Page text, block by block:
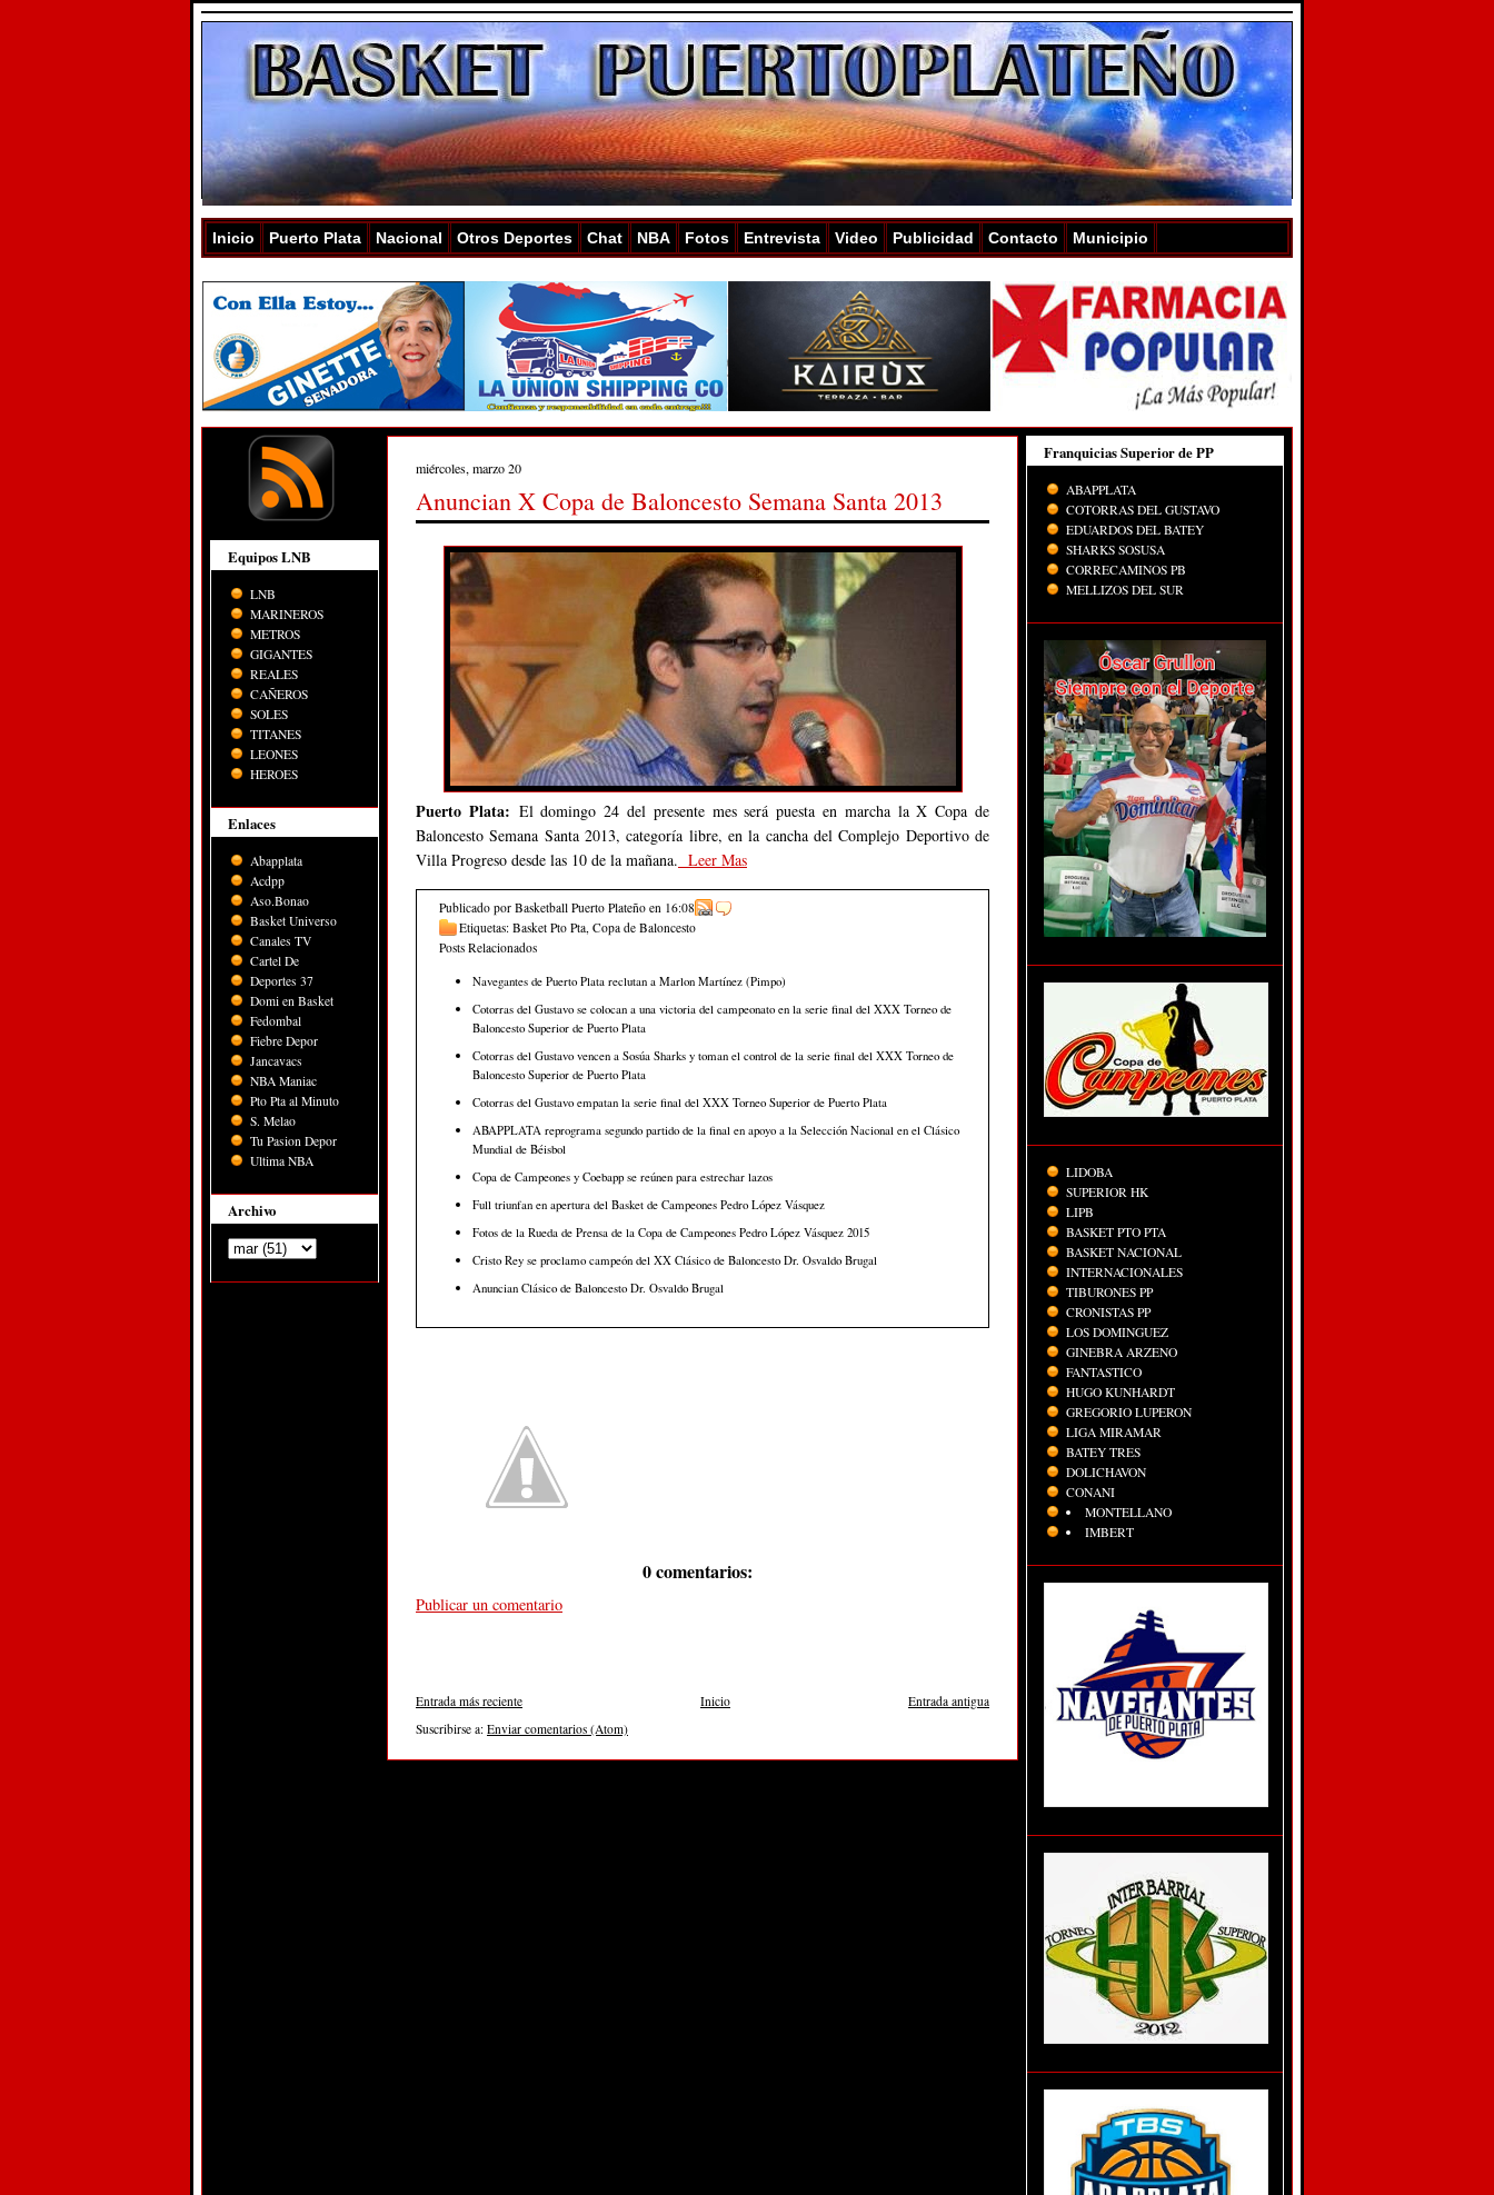
Inicio Puerto Plata Nacional Otros Deportes Chat NBA Fotos Entrevista Video Publicidad Contacto Municipio
Equipos LNB
LNB
MARINEROS
METROS
GIGANTES
REALES
CAÑEROS
SOLES
TITANES
LEONES
HEROES
Enlaces
Abapplata
Acdpp
Aso.Bonao
Basket Universo
Canales TV
Cartel De
Deportes 37
Domi en Basket
Fedombal
Fiebre Depor
Jancavacs
NBA Maniac
Pto Pta al Minuto
S. Melao
Tu Pasion Depor
Ultima NBA
Archivo
miércoles, marzo 20
Anuncian X Copa de Baloncesto Semana Santa 2013
Puerto Plata: El domingo 24 del presente mes será puesta en marcha la X Copa de
Baloncesto Semana Santa 2013, categoría libre, en la cancha del Complejo Deportivo de
Villa Progreso desde las 10 de la mañana. Leer Mas
Publicado por Basketball Puerto Plateño en 16:08
Etiquetas: Basket Pto Pta, Copa de Baloncesto
Posts Relacionados
Navegantes de Puerto Plata reclutan a Marlon Martínez (Pimpo)
Cotorras del Gustavo se colocan a una victoria del campeonato en la serie final del XXX Torneo de
Baloncesto Superior de Puerto Plata
Cotorras del Gustavo vencen a Sosúa Sharks y toman el control de la serie final del XXX Torneo de
Baloncesto Superior de Puerto Plata
Cotorras del Gustavo empatan la serie final del XXX Torneo Superior de Puerto Plata
ABAPPLATA reprograma segundo partido de la final en apoyo a la Selección Nacional en el Clásico
Mundial de Béisbol
Copa de Campeones y Coebapp se reúnen para estrechar lazos
Full triunfan en apertura del Basket de Campeones Pedro López Vásquez
Fotos de la Rueda de Prensa de la Copa de Campeones Pedro López Vásquez 2015
Cristo Rey se proclamo campeón del XX Clásico de Baloncesto Dr. Osvaldo Brugal
Anuncian Clásico de Baloncesto Dr. Osvaldo Brugal
0 comentarios:
Publicar un comentario
Entrada más reciente Entrada antigua
Inicio
Suscribirse a: Enviar comentarios (Atom)
Franquicias Superior de PP
ABAPPLATA
COTORRAS DEL GUSTAVO
EDUARDOS DEL BATEY
SHARKS SOSUSA
CORRECAMINOS PB
MELLIZOS DEL SUR
LIDOBA
SUPERIOR HK
LIPB
BASKET PTO PTA
BASKET NACIONAL
INTERNACIONALES
TIBURONES PP
CRONISTAS PP
LOS DOMINGUEZ
GINEBRA ARZENO
FANTASTICO
HUGO KUNHARDT
GREGORIO LUPERON
LIGA MIRAMAR
BATEY TRES
DOLICHAVON
CONANI
MONTELLANO
IMBERT